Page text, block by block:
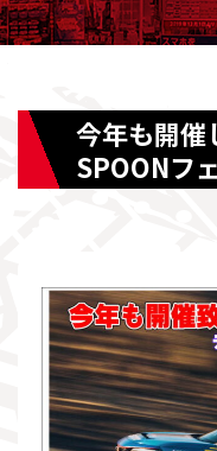
今年も開
SPOONフ